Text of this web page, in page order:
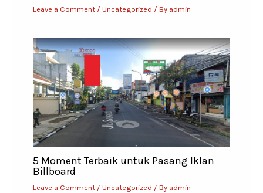
Leave a Comment / Uncategorized / By admin
5 Moment Terbaik untuk Pasang Iklan
Billboard
Leave a Comment / Uncategorized / By admin